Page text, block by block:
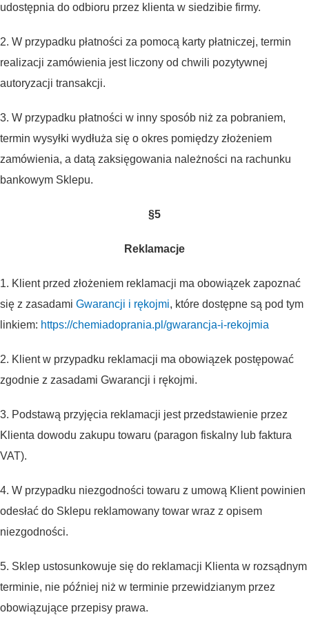
udostępnia do odbioru przez klienta w siedzibie firmy.
2. W przypadku płatności za pomocą karty płatniczej, termin
realizacji zamówienia jest liczony od chwili pozytywnej
autoryzacji transakcji.
3. W przypadku płatności w inny sposób niż za pobraniem,
termin wysyłki wydłuża się o okres pomiędzy złożeniem
zamówienia, a datą zaksięgowania należności na rachunku
bankowym Sklepu.
§5
Reklamacje
1. Klient przed złożeniem reklamacji ma obowiązek zapoznać
się z zasadami Gwarancji i rękojmi, które dostępne są pod tym
linkiem: https://chemiadoprania.pl/gwarancja-i-rekojmia
2. Klient w przypadku reklamacji ma obowiązek postępować
zgodnie z zasadami Gwarancji i rękojmi.
3. Podstawą przyjęcia reklamacji jest przedstawienie przez
Klienta dowodu zakupu towaru (paragon fiskalny lub faktura
VAT).
4. W przypadku niezgodności towaru z umową Klient powinien
odesłać do Sklepu reklamowany towar wraz z opisem
niezgodności.
5. Sklep ustosunkowuje się do reklamacji Klienta w rozsądnym
terminie, nie później niż w terminie przewidzianym przez
obowiązujące przepisy prawa.